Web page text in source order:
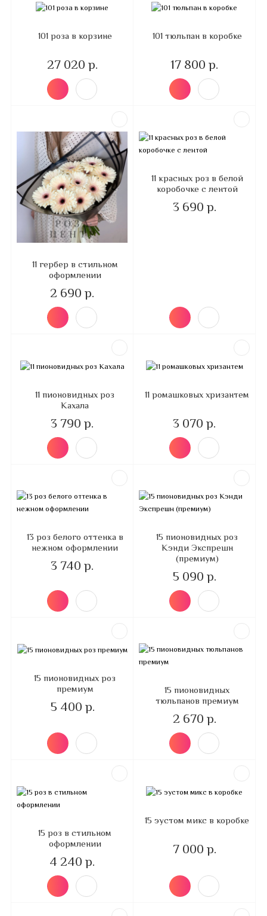
101 роза в корзине
27 020 р.
101 тюльпан в коробке
17 800 р.
11 гербер в стильном
оформлении
2 690 р.
11 красных роз в белой
коробочке с лентой
3 690 р.
11 пионовидных роз
Кахала
3 790 р.
11 ромашковых хризантем
3 070 р.
13 роз белого оттенка в
нежном оформлении
3 740 р.
15 пионовидных роз
Кэнди Экспрешн
(премиум)
5 090 р.
15 пионовидных роз
премиум
5 400 р.
15 пионовидных
тюльпанов премиум
2 670 р.
15 роз в стильном
оформлении
4 240 р.
15 эустом микс в коробке
7 000 р.